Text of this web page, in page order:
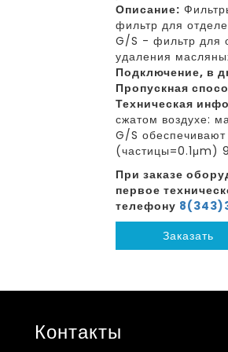
Описание:
фильтр для
G/S - фильтр для
удаления
Подключение, в
Пропускная
Техническая
сжатом воздухе:
G/S
(частицы=0.1μm)
При заказе
первое
телефону
Заказать
Контакты